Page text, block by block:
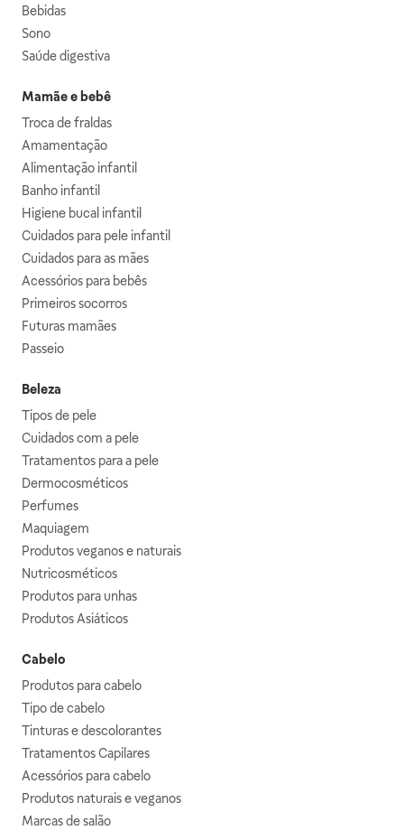
Bebidas
Sono
Saúde digestiva
Mamãe e bebê
Troca de fraldas
Amamentação
Alimentação infantil
Banho infantil
Higiene bucal infantil
Cuidados para pele infantil
Cuidados para as mães
Acessórios para bebês
Primeiros socorros
Futuras mamães
Passeio
Beleza
Tipos de pele
Cuidados com a pele
Tratamentos para a pele
Dermocosméticos
Perfumes
Maquiagem
Produtos veganos e naturais
Nutricosméticos
Produtos para unhas
Produtos Asiáticos
Cabelo
Produtos para cabelo
Tipo de cabelo
Tinturas e descolorantes
Tratamentos Capilares
Acessórios para cabelo
Produtos naturais e veganos
Marcas de salão